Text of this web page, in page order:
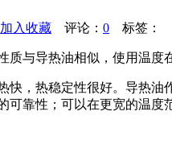
加入收藏 评论： 0 标签：
质与导热油相似，使用温
，热稳定性很好。导热
靠性；可以在更宽的温